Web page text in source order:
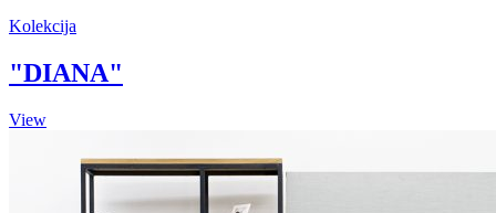
Kolekcija
"DIANA"
View